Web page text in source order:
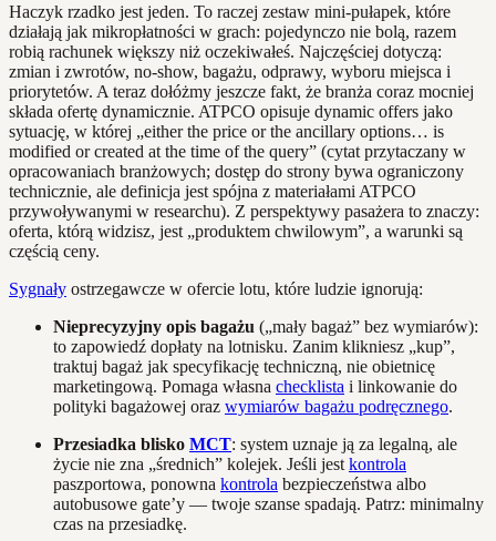
Haczyk rzadko jest jeden. To raczej zestaw mini‑pułapek, które
działają jak mikropłatności w grach: pojedynczo nie bolą, razem
robią rachunek większy niż oczekiwałeś. Najczęściej dotyczą:
zmian i zwrotów, no‑show, bagażu, odprawy, wyboru miejsca i
priorytetów. A teraz dołóżmy jeszcze fakt, że branża coraz mocniej
składa ofertę dynamicznie. ATPCO opisuje dynamic offers jako
sytuację, w której „either the price or the ancillary options… is
modified or created at the time of the query” (cytat przytaczany w
opracowaniach branżowych; dostęp do strony bywa ograniczony
technicznie, ale definicja jest spójna z materiałami ATPCO
przywoływanymi w researchu). Z perspektywy pasażera to znaczy:
oferta, którą widzisz, jest „produktem chwilowym”, a warunki są
częścią ceny.
Sygnały ostrzegawcze w ofercie lotu, które ludzie ignorują:
Nieprecyzyjny opis bagażu („mały bagaż” bez wymiarów):
to zapowiedź dopłaty na lotnisku. Zanim klikniesz „kup”,
traktuj bagaż jak specyfikację techniczną, nie obietnicę
marketingową. Pomaga własna checklista i linkowanie do
polityki bagażowej oraz wymiarów bagażu podręcznego.
Przesiadka blisko MCT: system uznaje ją za legalną, ale
życie nie zna „średnich” kolejek. Jeśli jest kontrola
paszportowa, ponowna kontrola bezpieczeństwa albo
autobusowe gate’y — twoje szanse spadają. Patrz: minimalny
czas na przesiadkę.